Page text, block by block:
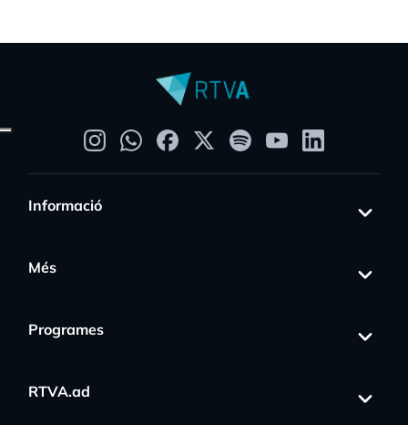
Informació
Més
Programes
RTVA.ad